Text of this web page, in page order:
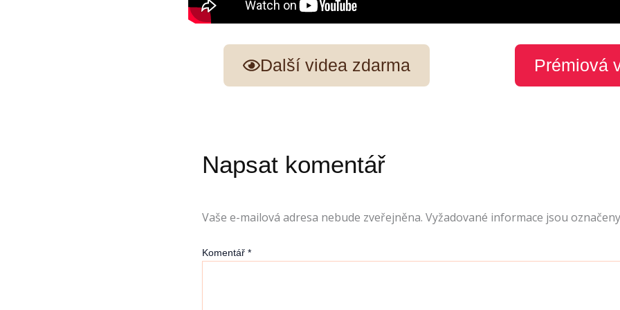
Další videa zdarma Prémiová
Napsat komentář
Vaše e-mailová adresa nebude zveřejněna. Vyžadované informace jsou označeny
Komentář *